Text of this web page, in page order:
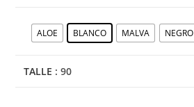
ALOE BLANCO MALVA NEGRO
TALLE : 90